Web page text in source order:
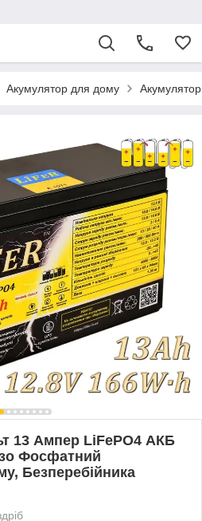
Акумулятор для дому
13 Ампер LiFePO4 АКБ
Фосфатний
Безперебійника